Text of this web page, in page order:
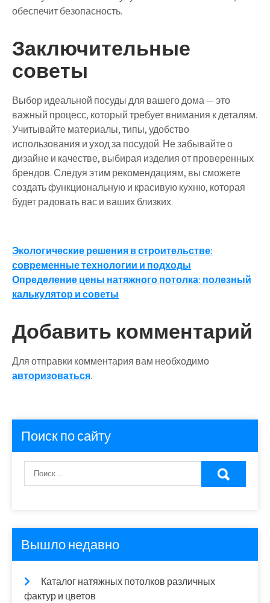
обеспечит безопасность.
Заключительные
советы
Выбор идеальной посуды для вашего дома — это
важный процесс, который требует внимания к деталям.
Учитывайте материалы, типы, удобство
использования и уход за посудой. Не забывайте о
дизайне и качестве, выбирая изделия от проверенных
брендов. Следуя этим рекомендациям, вы сможете
создать функциональную и красивую кухню, которая
будет радовать вас и ваших близких.
Навигация
по
записям
Экологические решения в строительстве:
современные технологии и подходы
Определение цены натяжного потолка: полезный
калькулятор и советы
Добавить комментарий
Для отправки комментария вам необходимо
авторизоваться.
Поиск по сайту
Вышло недавно
Каталог натяжных потолков различных
фактур и цветов